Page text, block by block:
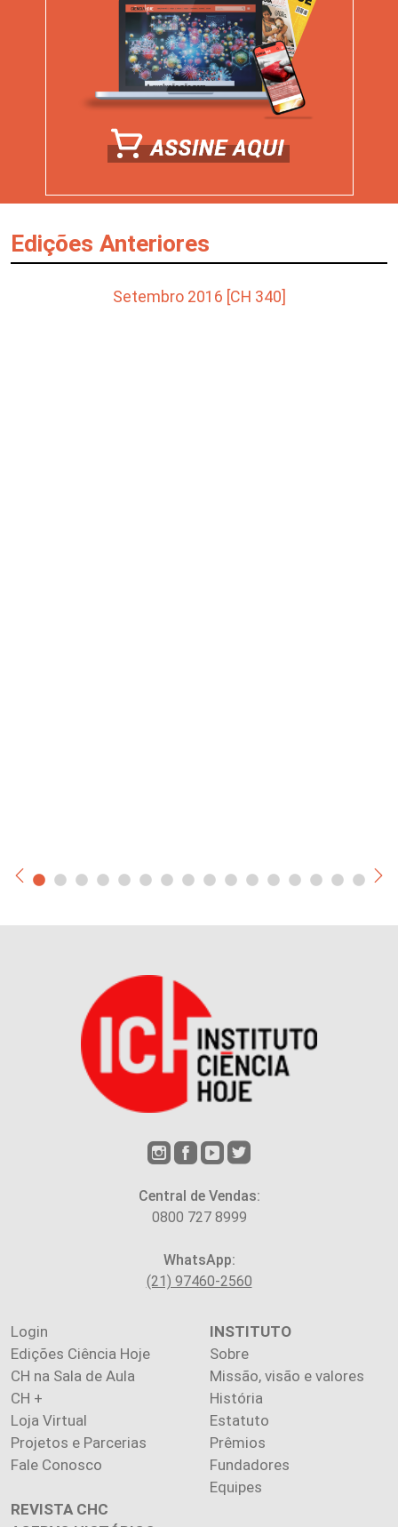
Edições Anteriores
Setembro 2016 [CH 340]
Central de Vendas:
0800 727 8999
WhatsApp:
(21) 97460-2560
Login
Edições Ciência Hoje
CH na Sala de Aula
CH +
Loja Virtual
Projetos e Parcerias
Fale Conosco
INSTITUTO
Sobre
Missão, visão e valores
História
Estatuto
Prêmios
Fundadores
Equipes
REVISTA CHC